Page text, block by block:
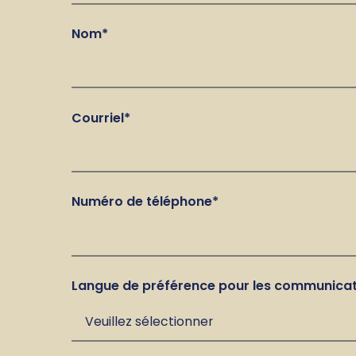
Nom*
Courriel*
Numéro de téléphone*
Langue de préférence pour les